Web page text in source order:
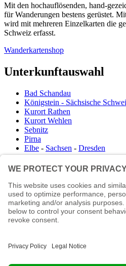
Mit den hochauflösenden, hand-
für Wanderungen bestens gerüstet.
wird mit mehreren Einzelkarten die
Schweiz erfasst.
Wanderkartenshop
Unterkunftauswahl
Bad Schandau
Königstein - Sächsische
Kurort Rathen
Kurort Wehlen
Sebnitz
Pirna
Elbe - Sachsen - Dresden
Infocenter
Wanderkartenshop
Prospektdownload
Unterkunft Böhmisch
Veranstaltungskalender